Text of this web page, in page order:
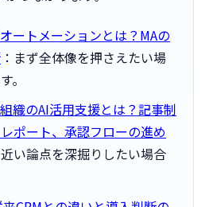
ートメーションとは？MAの
：まず全体像を押さえたい場
。
織のAI活用支援とは？記事制
ポート、承認フローの進め
近い論点を深掘りしたい場合